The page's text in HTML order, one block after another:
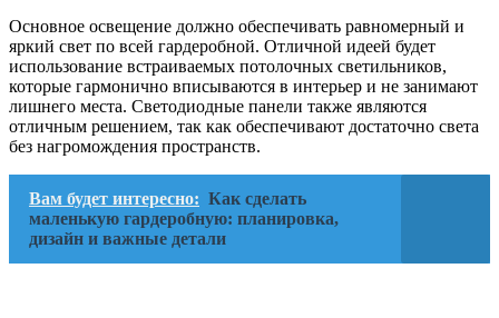
Основное освещение должно обеспечивать равномерный и
яркий свет по всей гардеробной. Отличной идеей будет
использование встраиваемых потолочных светильников,
которые гармонично вписываются в интерьер и не занимают
лишнего места. Светодиодные панели также являются
отличным решением, так как обеспечивают достаточно света
без нагромождения пространств.
Вам будет интересно: Как сделать
маленькую гардеробную: планировка,
дизайн и важные детали